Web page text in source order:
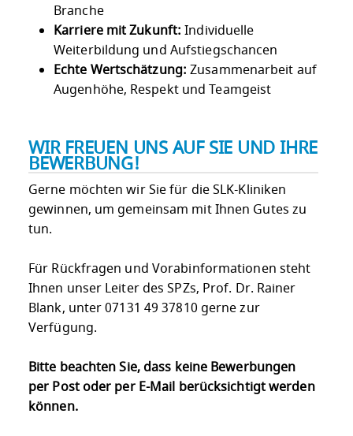
Branche
Karriere mit Zukunft: Individuelle
Weiterbildung und Aufstiegschancen
Echte Wertschätzung: Zusammenarbeit auf
Augenhöhe, Respekt und Teamgeist
WIR FREUEN UNS AUF SIE UND IHRE
BEWERBUNG!
Gerne möchten wir Sie für die SLK-Kliniken
gewinnen, um gemeinsam mit Ihnen Gutes zu
tun.
Für Rückfragen und Vorabinformationen steht
Ihnen unser Leiter des SPZs, Prof. Dr. Rainer
Blank, unter 07131 49 37810 gerne zur
Verfügung.
Bitte beachten Sie, dass keine Bewerbungen
per Post oder per E-Mail berücksichtigt werden
können.